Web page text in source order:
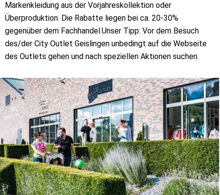
Markenkleidung aus der Vorjahreskollektion oder
Überproduktion. Die Rabatte liegen bei ca. 20-30%
gegenüber dem Fachhandel.Unser Tipp: Vor dem Besuch
des/der City Outlet Geislingen unbedingt auf die Webseite
des Outlets gehen und nach speziellen Aktionen suchen.